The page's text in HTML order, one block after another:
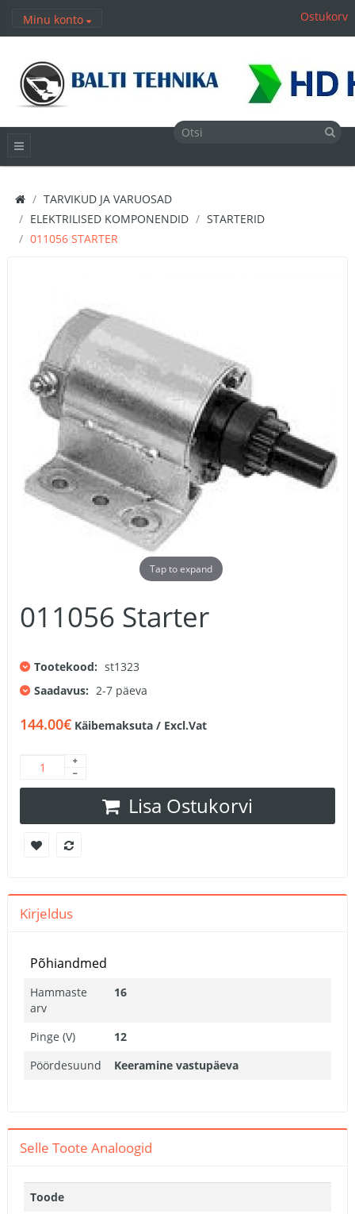
Minu konto Ostukorv
TARVIKUD JA VARUOSAD
ELEKTRILISED KOMPONENDID
STARTERID
011056 STARTER
Tap to expand
011056 Starter
Tootekood: st1323
Saadavus: 2-7 päeva
144.00€ Käibemaksuta / Excl.Vat
Lisa Ostukorvi
Kirjeldus
Põhiandmed
Hammaste
arv
16
Pinge (V)
12
Pöördesuund
Keeramine vastupäeva
Selle Toote Analoogid
Toode